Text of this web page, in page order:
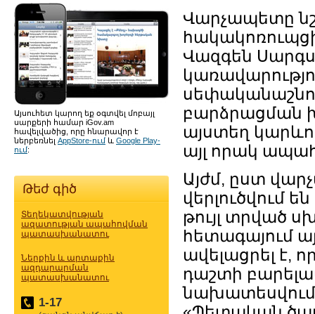
Այսուհետ կարող եք օգտվել մոբայլ
սարքերի համար iGov.am
հավելվածից, որը հնարավոր է
ներբեռնել AppStore-ում և Google Play-
ում:
Թեժ գիծ
Տեղեկատվության
ազատության ապահովման
պատասխանատու
Ներքին և արտաքին
ազդարարման
պատասխանատու
1-17
Վարչապետը
Վազգեն
բարձրացման
այստեղ
այլ որակ
Այժմ, ըստ
վերլուծվում
թույլ տրված
հետագայում
ավելացրել է,
դաշտի
նախատեսվում